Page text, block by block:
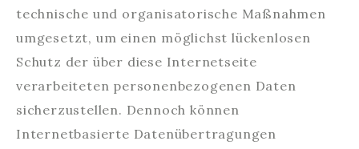
technische und organisatorische Maßnahmen
umgesetzt, um einen möglichst lückenlosen
Schutz der über diese Internetseite
verarbeiteten personenbezogenen Daten
sicherzustellen. Dennoch können
Internetbasierte Datenübertragungen